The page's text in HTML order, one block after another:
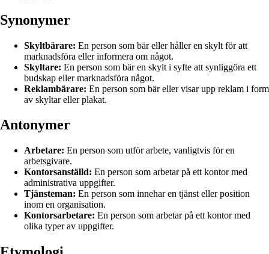
Synonymer
Skyltbärare: En person som bär eller håller en skylt för att
marknadsföra eller informera om något.
Skyltare: En person som bär en skylt i syfte att synliggöra ett
budskap eller marknadsföra något.
Reklambärare: En person som bär eller visar upp reklam i form
av skyltar eller plakat.
Antonymer
Arbetare: En person som utför arbete, vanligtvis för en
arbetsgivare.
Kontorsanställd: En person som arbetar på ett kontor med
administrativa uppgifter.
Tjänsteman: En person som innehar en tjänst eller position
inom en organisation.
Kontorsarbetare: En person som arbetar på ett kontor med
olika typer av uppgifter.